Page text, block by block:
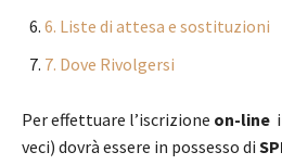
6. Liste di attesa e sostituzioni
7. Dove Rivolgersi
Per effettuare l’iscrizione on-line
veci) dovrà essere in possesso di